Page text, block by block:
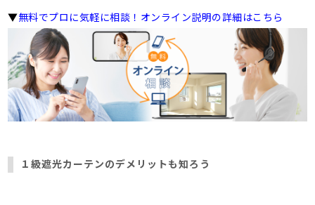
▼ 無料でプロに気軽に相談！オンライン説明の詳細はこちら
１級遮光カーテンのデメリットも知ろう